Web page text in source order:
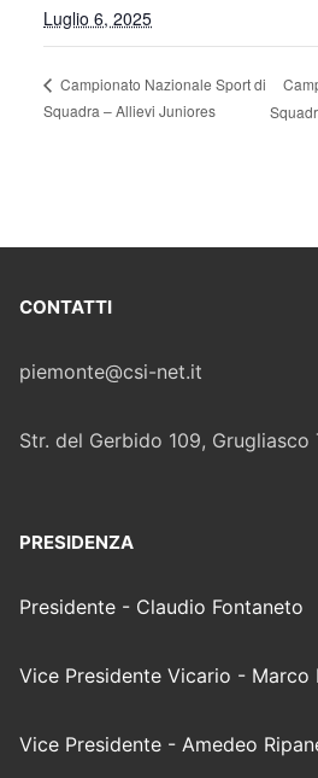
Luglio 6, 2025
Campionato Nazionale Sport di
Squadra – Allievi Juniores
CONTATTI
piemonte@csi-net.it
Str. del Gerbido 109, Grugliasco
PRESIDENZA
Presidente - Claudio Fontaneto
Vice Presidente Vicario - Marco
Vice Presidente - Amedeo